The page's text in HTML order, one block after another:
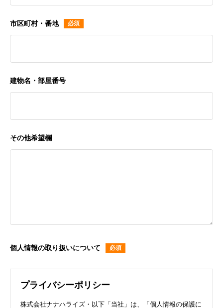
市区町村・番地
建物名・部屋番号
その他希望欄
個人情報の取り扱いについて
プライバシーポリシー
株式会社ナナハライズ・以下「当社」は、「個人情報の保護に